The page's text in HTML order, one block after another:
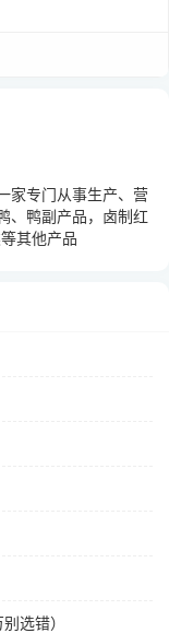
家专门从事生产、营
、鸭副产品，卤制红
其他产品
选错）